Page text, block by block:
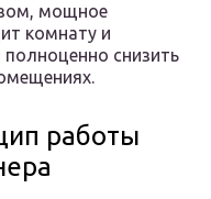
мощное
комнату и
снизить
работы